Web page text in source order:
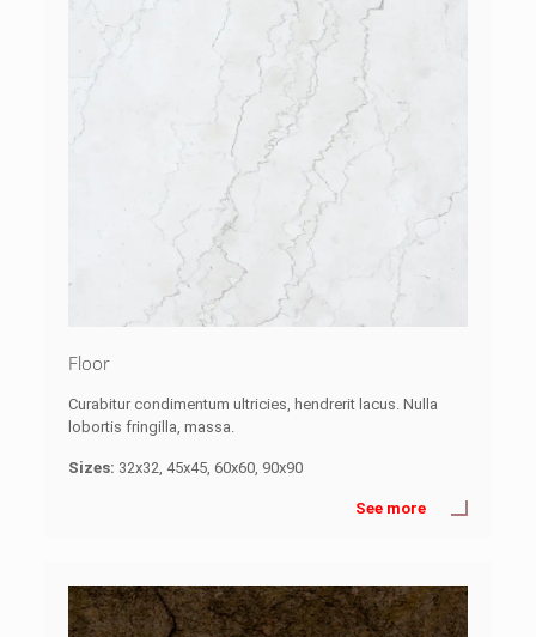
Floor
Curabitur condimentum ultricies, hendrerit lacus. Nulla
lobortis fringilla, massa.
Sizes: 32x32, 45x45, 60x60, 90x90
See more